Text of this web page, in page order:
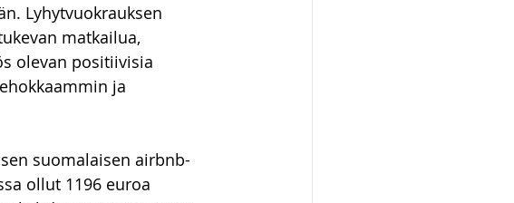
Lyhytvuokrauksen
matkailua,
olevan positiivisia
ja
suomalaisen airbnb-
ollut 1196 euroa